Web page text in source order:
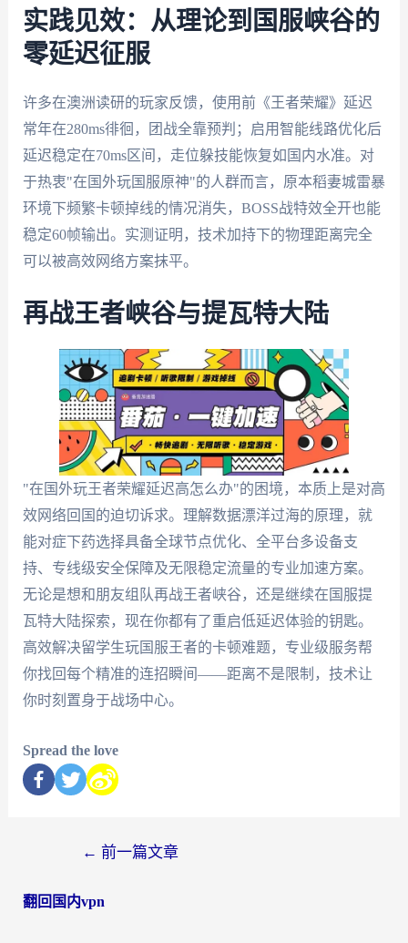
实践见效：从理论到国服峡谷的
零延迟征服
许多在澳洲读研的玩家反馈，使用前《王者荣耀》延迟
常年在280ms徘徊，团战全靠预判；启用智能线路优化后
延迟稳定在70ms区间，走位躲技能恢复如国内水准。对
于热衷"在国外玩国服原神"的人群而言，原本稻妻城雷暴
环境下频繁卡顿掉线的情况消失，BOSS战特效全开也能
稳定60帧输出。实测证明，技术加持下的物理距离完全
可以被高效网络方案抹平。
再战王者峡谷与提瓦特大陆
"在国外玩王者荣耀延迟高怎么办"的困境，本质上是对高
效网络回国的迫切诉求。理解数据漂洋过海的原理，就
能对症下药选择具备全球节点优化、全平台多设备支
持、专线级安全保障及无限稳定流量的专业加速方案。
无论是想和朋友组队再战王者峡谷，还是继续在国服提
瓦特大陆探索，现在你都有了重启低延迟体验的钥匙。
高效解决留学生玩国服王者的卡顿难题，专业级服务帮
你找回每个精准的连招瞬间——距离不是限制，技术让
你时刻置身于战场中心。
Spread the love
← 前一篇文章
翻回国内vpn